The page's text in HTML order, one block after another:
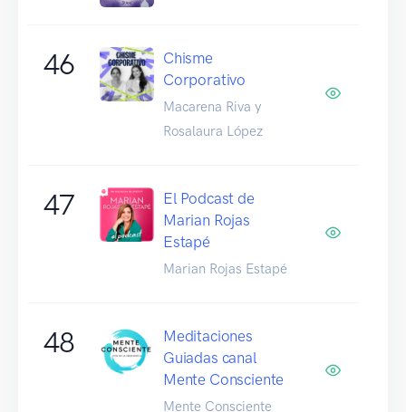
46
Chisme
Corporativo
Macarena Riva y
Rosalaura López
47
El Podcast de
Marian Rojas
Estapé
Marian Rojas Estapé
48
Meditaciones
Guiadas canal
Mente Consciente
Mente Consciente